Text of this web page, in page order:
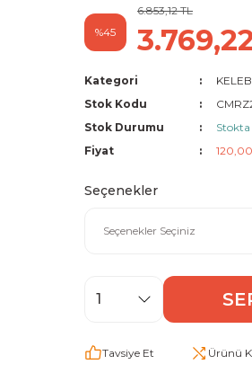
%45
6.853,12 TL
Kategori
Stok Kodu
Stok Durumu
Stokta
Fiyat
Seçenekler
Tavsiye Et Ürünü